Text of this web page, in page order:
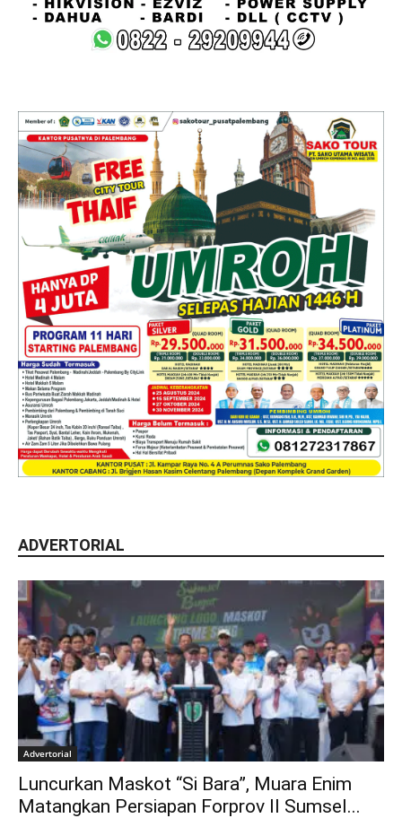
ADVERTORIAL
Advertorial
Luncurkan Maskot “Si Bara”, Muara Enim
Matangkan Persiapan Forprov II Sumsel...